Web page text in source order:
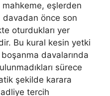
mahkeme, eşlerden
önce son
oturdukları yer
Bu kural kesin yetki
davalarında
sürece
şekilde karara
tercih